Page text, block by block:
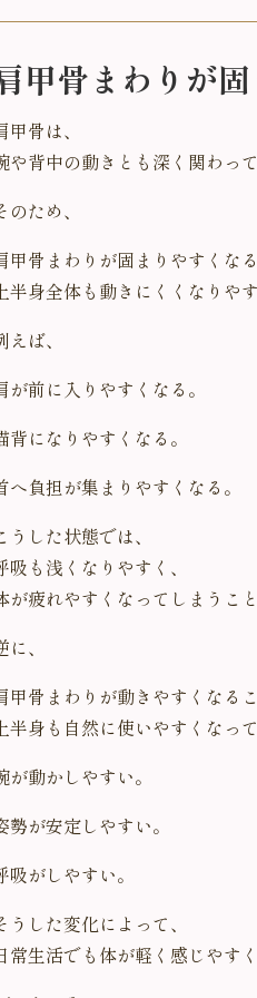
甲骨まわりが
甲骨は、
や背中の動きとも深く関わって
のため、
甲骨まわりが固まりやすくなる
上半身全体も動きにくくなりや
えば、
が前に入りやすくなる。
背になりやすくなる。
へ負担が集まりやすくなる。
うした状態では、
吸も浅くなりやすく、
が疲れやすくなってしまうこ
に、
甲骨まわりが動きやすくなるこ
上半身も自然に使いやすくなっ
が動かしやすい。
勢が安定しやすい。
吸がしやすい。
うした変化によって、
常生活でも体が軽く感じやす